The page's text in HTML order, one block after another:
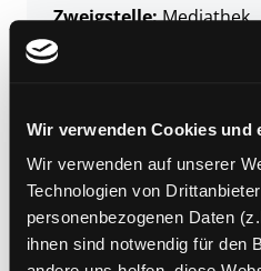
Wir verwenden Cookies und
Wir verwenden auf unserer
Technologien von
personenbezogenen Daten
ihnen sind notwendig für den
Zweigstelle:Mediathek
Signatur:
Mediengruppe: DVD
Frist:
Barcode:2313SB00514